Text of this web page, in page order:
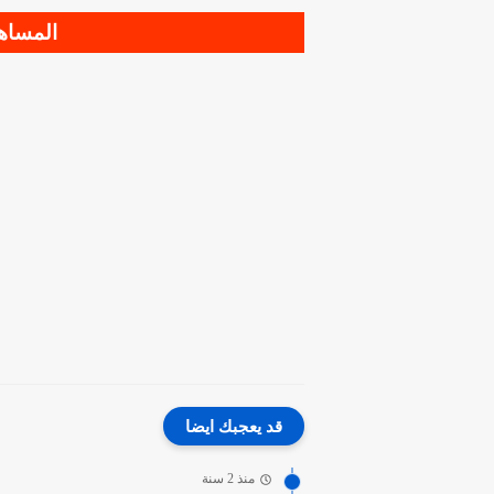
قد يعجبك ايضا
منذ 2 سنة